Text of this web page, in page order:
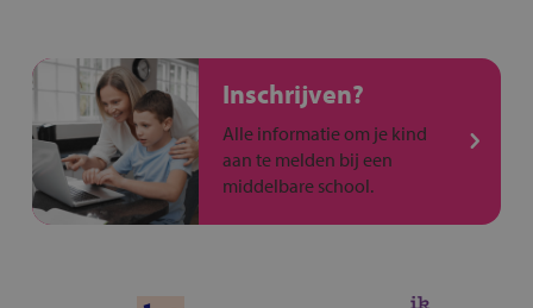
Inschrijven?
Alle informatie om je kind
aan te melden bij een
middelbare school.